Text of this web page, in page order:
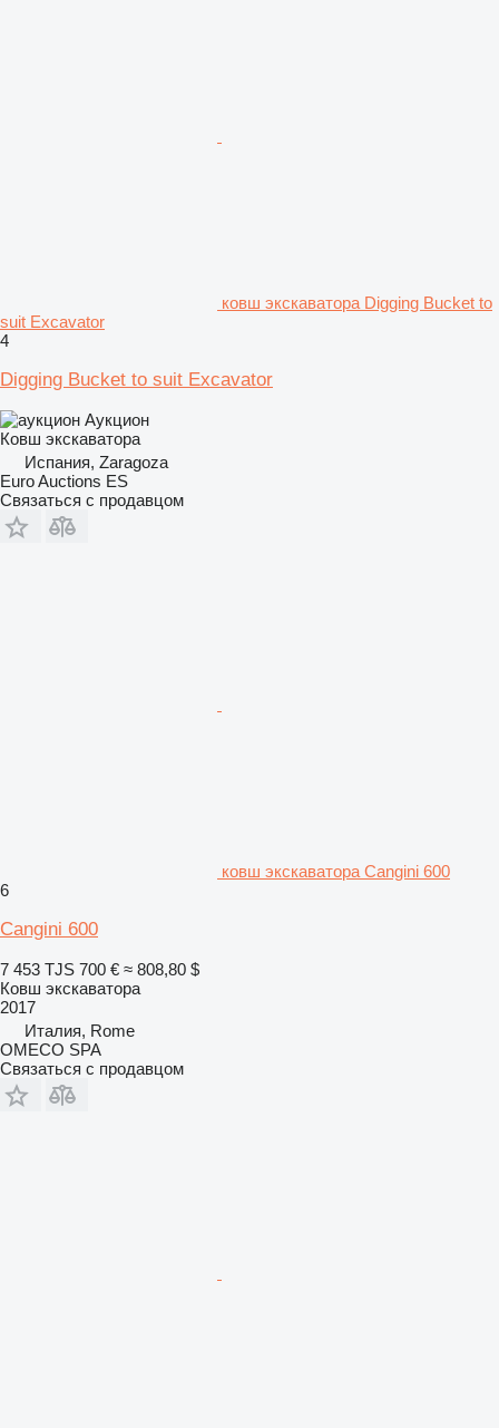
ковш экскаватора Digging Bucket to
suit Excavator
4
Digging Bucket to suit Excavator
Аукцион
Ковш экскаватора
Испания, Zaragoza
Euro Auctions ES
Связаться с продавцом
ковш экскаватора Cangini 600
6
Cangini 600
7 453 TJS 700 € ≈ 808,80 $
Ковш экскаватора
2017
Италия, Rome
OMECO SPA
Связаться с продавцом